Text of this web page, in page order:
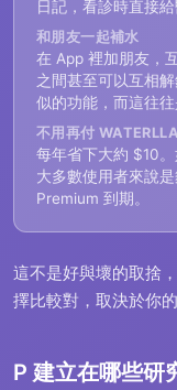
日記，看診時直接給
和朋友一起補水
在 App 裡加朋友，
之間甚至可以互相
似的功能，而這往
不用再付
每年省下大約 $10
大多數使用者來說
Premium 到期。
這不是好與壞的取捨
擇比較對，取決於你
P 建立在哪些研